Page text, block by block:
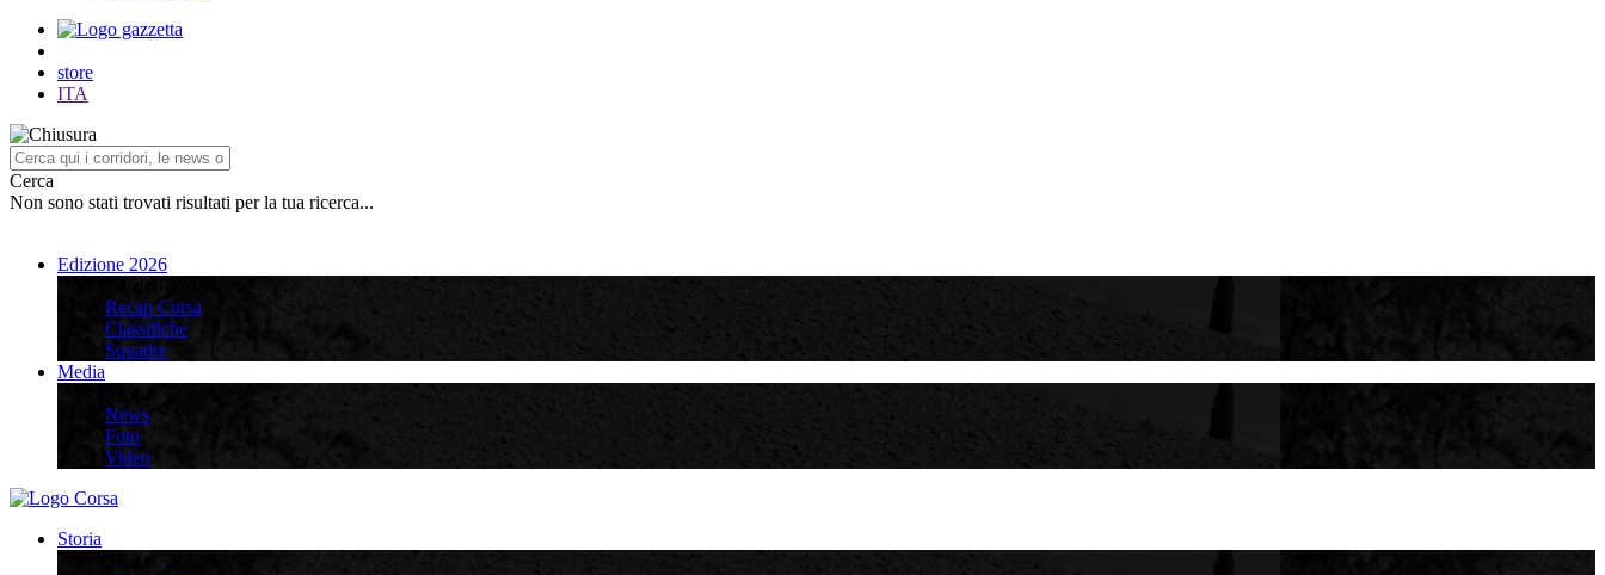
store
ITA
Cerca
Non sono stati trovati risultati per la tua ricerca...
Edizione 2026
Recap Corsa
Classifiche
Squadre
Media
News
Foto
Video
Storia